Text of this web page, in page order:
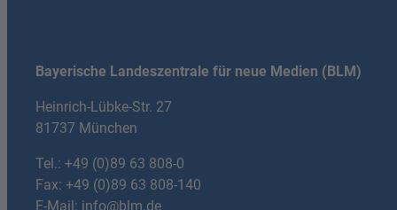
Bayerische Landeszentrale für neue Medien (BLM)
Heinrich-Lübke-Str. 27
81737 München
Tel.: +49 (0)89 63 808-0
Fax: +49 (0)89 63 808-140
E-Mail: info@blm.de